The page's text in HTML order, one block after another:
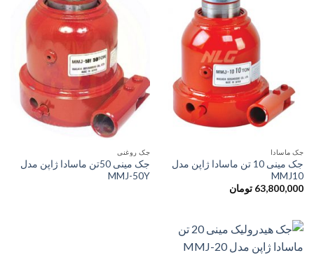
جک ماسادا
جک مینی 10 تن ماسادا ژاپن مدل
MMJ10
63,800,000 تومان
جک روغنی
جک مینی 50تن ماسادا ژاپن مدل
MMJ-50Y